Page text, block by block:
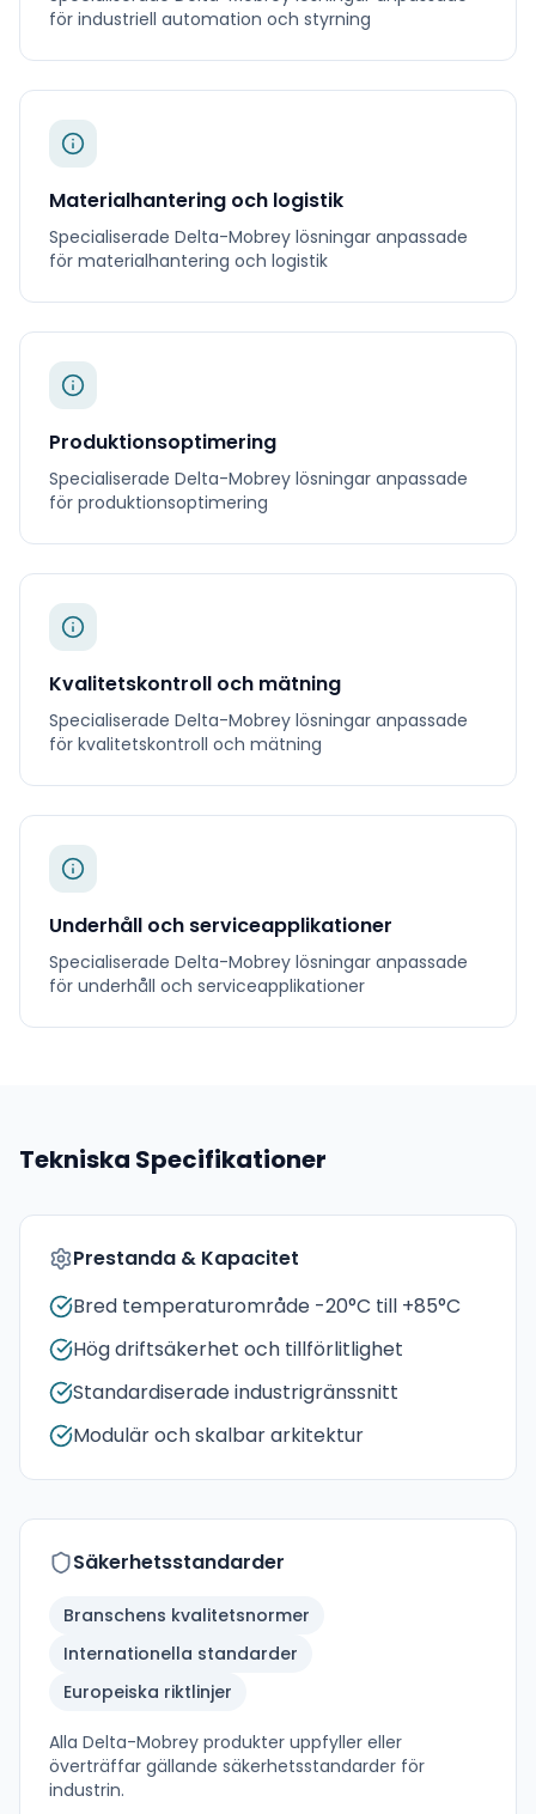
för industriell automation och styrning
Materialhantering och logistik
Specialiserade Delta-Mobrey lösningar anpassade
för materialhantering och logistik
Produktionsoptimering
Specialiserade Delta-Mobrey lösningar anpassade
för produktionsoptimering
Kvalitetskontroll och mätning
Specialiserade Delta-Mobrey lösningar anpassade
för kvalitetskontroll och mätning
Underhåll och serviceapplikationer
Specialiserade Delta-Mobrey lösningar anpassade
för underhåll och serviceapplikationer
Tekniska Specifikationer
Prestanda & Kapacitet
Bred temperaturområde -20°C till +85°C
Hög driftsäkerhet och tillförlitlighet
Standardiserade industrigränssnitt
Modulär och skalbar arkitektur
Säkerhetsstandarder
Branschens kvalitetsnormer
Internationella standarder
Europeiska riktlinjer
Alla Delta-Mobrey produkter uppfyller eller
överträffar gällande säkerhetsstandarder för
industrin.